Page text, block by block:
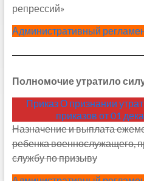
репрессий»
Административный
Полномочие утратило
Приказ О признании
приказов от 01
Назначение и выплата
ребенка военнослужащего,
службу по призыву